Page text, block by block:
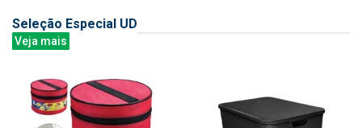
Seleção Especial UD
Veja mais